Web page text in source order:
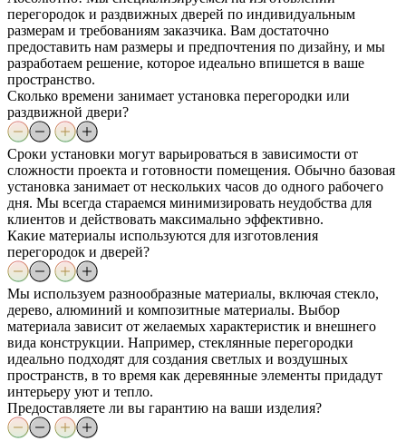
перегородок и раздвижных дверей по индивидуальным
размерам и требованиям заказчика. Вам достаточно
предоставить нам размеры и предпочтения по дизайну, и мы
разработаем решение, которое идеально впишется в ваше
пространство.
Сколько времени занимает установка перегородки или
раздвижной двери?
Сроки установки могут варьироваться в зависимости от
сложности проекта и готовности помещения. Обычно базовая
установка занимает от нескольких часов до одного рабочего
дня. Мы всегда стараемся минимизировать неудобства для
клиентов и действовать максимально эффективно.
Какие материалы используются для изготовления
перегородок и дверей?
Мы используем разнообразные материалы, включая стекло,
дерево, алюминий и композитные материалы. Выбор
материала зависит от желаемых характеристик и внешнего
вида конструкции. Например, стеклянные перегородки
идеально подходят для создания светлых и воздушных
пространств, в то время как деревянные элементы придадут
интерьеру уют и тепло.
Предоставляете ли вы гарантию на ваши изделия?